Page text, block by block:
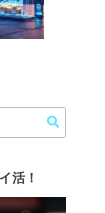
活！